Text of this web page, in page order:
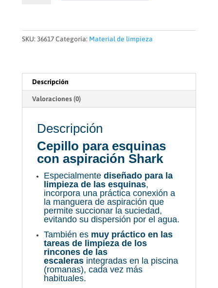
Shark
SKU:36617 Categoría: Material de limpieza
Descripción
Valoraciones (0)
Descripción
Cepillo para esquinas
con aspiración Shark
Especialmente diseñado para la
limpieza de las esquinas,
incorpora una práctica conexión a
la manguera de aspiración que
permite succionar la suciedad,
evitando su dispersión por el agua.
También es muy práctico en las
tareas de limpieza de los
rincones de las
escalerasintegradas en la piscina
(romanas), cada vez más
habituales.